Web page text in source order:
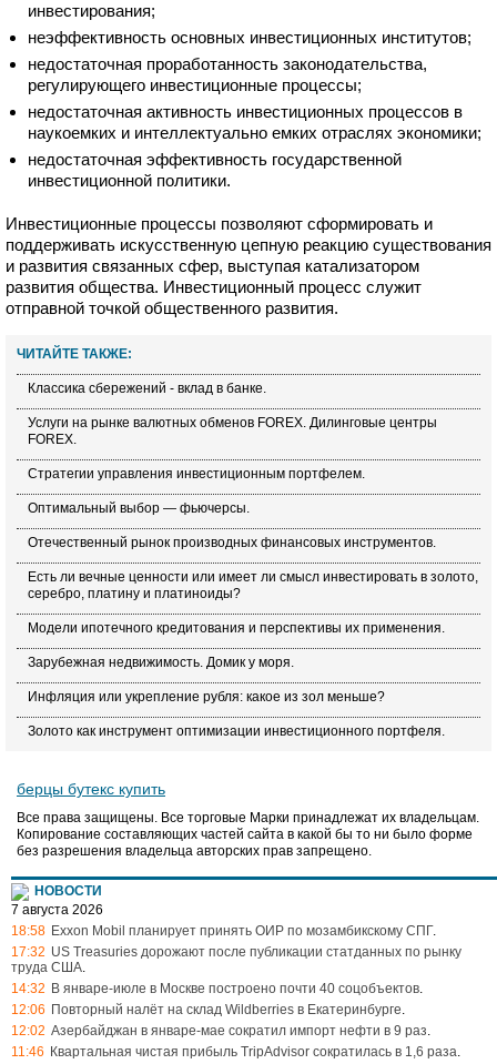
инвестирования;
неэффективность основных инвестиционных институтов;
недостаточная проработанность законодательства,
регулирующего инвестиционные процессы;
недостаточная активность инвестиционных процессов в
наукоемких и интеллектуально емких отраслях экономики;
недостаточная эффективность государственной
инвестиционной политики.
Инвестиционные процессы позволяют сформировать и
поддерживать искусственную цепную реакцию существования
и развития связанных сфер, выступая катализатором
развития общества. Инвестиционный процесс служит
отправной точкой общественного развития.
ЧИТАЙТЕ ТАКЖЕ:
Классика сбережений - вклад в банке.
Услуги на рынке валютных обменов FOREX. Дилинговые центры
FOREX.
Стратегии управления инвестиционным портфелем.
Оптимальный выбор — фьючерсы.
Отечественный рынок производных финансовых инструментов.
Есть ли вечные ценности или имеет ли смысл инвестировать в золото,
серебро, платину и платиноиды?
Модели ипотечного кредитования и перспективы их применения.
Зарубежная недвижимость. Домик у моря.
Инфляция или укрепление рубля: какое из зол меньше?
Золото как инструмент оптимизации инвестиционного портфеля.
берцы бутекс купить
Все права защищены. Все торговые Марки принадлежат их владельцам.
Копирование составляющих частей сайта в какой бы то ни было форме
без разрешения владельца авторских прав запрещено.
НОВОСТИ
7 августа 2026
18:58 Exxon Mobil планирует принять ОИР по мозамбикскому СПГ.
17:32 US Treasuries дорожают после публикации статданных по рынку
труда США.
14:32 В январе-июле в Москве построено почти 40 соцобъектов.
12:06 Повторный налёт на склад Wildberries в Екатеринбурге.
12:02 Азербайджан в январе-мае сократил импорт нефти в 9 раз.
11:46 Квартальная чистая прибыль TripAdvisor сократилась в 1,6 раза.